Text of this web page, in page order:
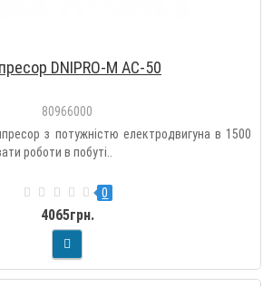
DNIPRO-M АС-50
80966000
з потужністю електродвигуна в 1500
роботи в побуті..
0
4065грн.